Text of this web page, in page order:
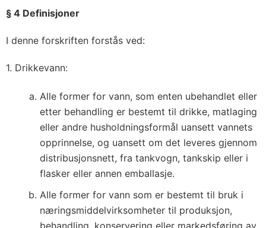
§ 4 Definisjoner
I denne forskriften forstås ved:
1. Drikkevann:
Alle former for vann, som enten ubehandlet eller
etter behandling er bestemt til drikke, matlaging
eller andre husholdningsformål uansett vannets
opprinnelse, og uansett om det leveres gjennom
distribusjonsnett, fra tankvogn, tankskip eller i
flasker eller annen emballasje.
Alle former for vann som er bestemt til bruk i
næringsmiddelvirksomheter til produksjon,
behandling, konservering eller markedsføring av